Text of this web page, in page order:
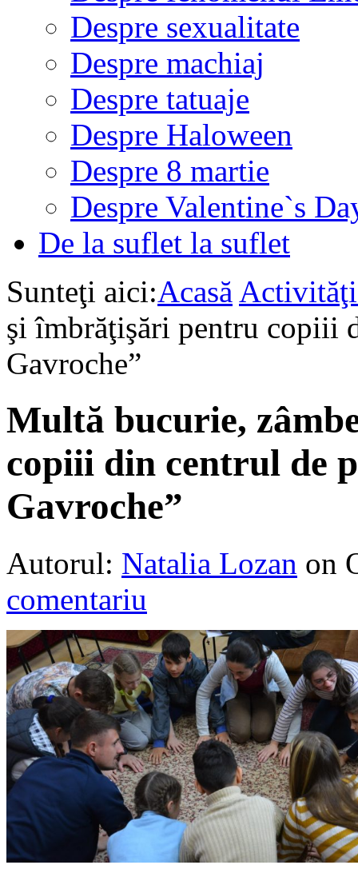
Despre sexualitate
Despre machiaj
Despre tatuaje
Despre Haloween
Despre 8 martie
Despre Valentine`s
De la suflet la suflet
Sunteţi aici:Acasă
şi îmbrăţişări pentru copiii
Gavroche”
Multă bucurie,
copiii din centrul de
Gavroche”
Autorul: Natalia Lozan on
comentariu